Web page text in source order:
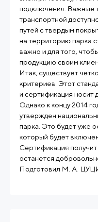
подключения. Важные
транспортной
путей с твердым
на территорию парка
важно и для того,
продукцию своим
Итак, существует
критериев. Этот
и сертификация носит
Однако к концу 2014
утвержден
парка. Это будет уже
который будет
Сертификация
останется
Подготовил М. А.